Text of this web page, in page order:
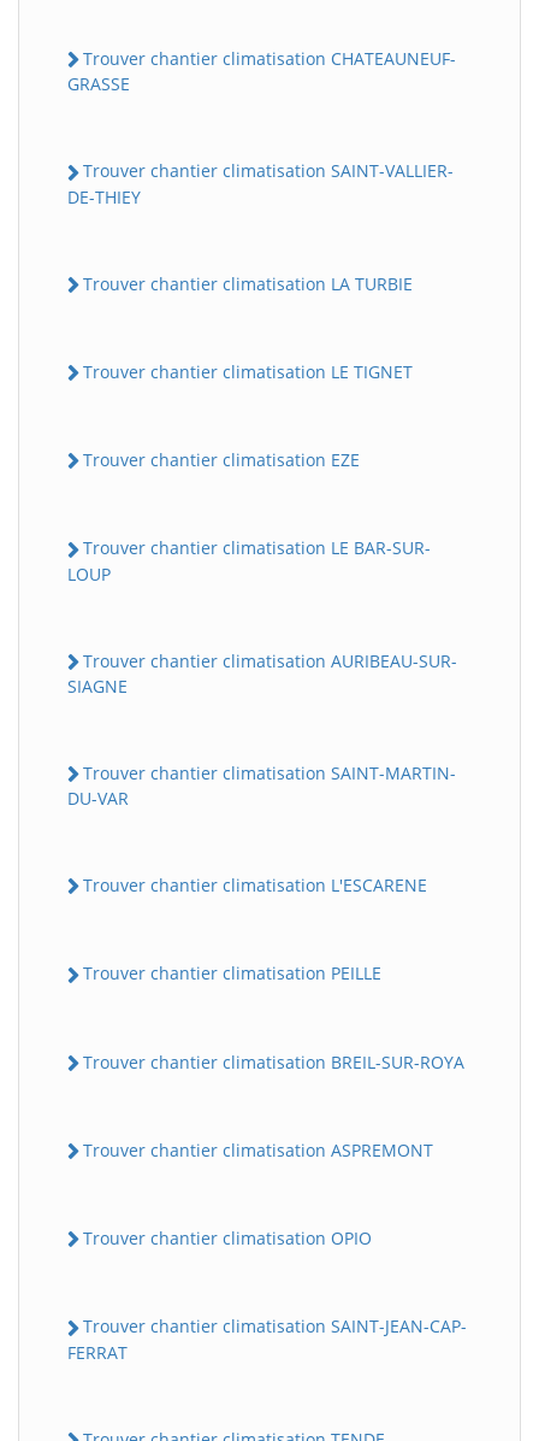
Trouver chantier climatisation CHATEAUNEUF-
GRASSE
Trouver chantier climatisation SAINT-VALLIER-
DE-THIEY
Trouver chantier climatisation LA TURBIE
Trouver chantier climatisation LE TIGNET
Trouver chantier climatisation EZE
Trouver chantier climatisation LE BAR-SUR-
LOUP
Trouver chantier climatisation AURIBEAU-SUR-
SIAGNE
Trouver chantier climatisation SAINT-MARTIN-
DU-VAR
Trouver chantier climatisation L'ESCARENE
Trouver chantier climatisation PEILLE
Trouver chantier climatisation BREIL-SUR-ROYA
Trouver chantier climatisation ASPREMONT
Trouver chantier climatisation OPIO
Trouver chantier climatisation SAINT-JEAN-CAP-
FERRAT